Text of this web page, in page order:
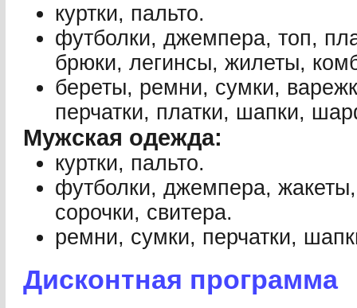
куртки, пальто.
футболки, джемпера, топ,
брюки, легинсы, жилеты,
береты, ремни, сумки,
перчатки, платки, шапки,
Мужская одежда:
куртки, пальто.
футболки, джемпера,
сорочки, свитера.
ремни, сумки, перчатки,
Дисконтная программа